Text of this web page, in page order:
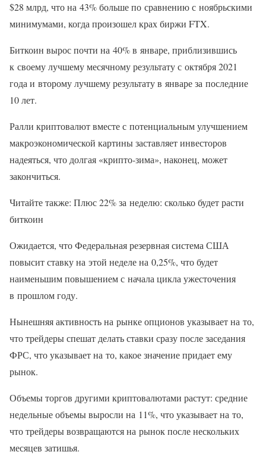
$28 млрд, что на 43% больше по сравнению с ноябрьскими
минимумами, когда произошел крах биржи FTX.
Биткоин вырос почти на 40% в январе, приблизившись
к своему лучшему месячному результату с октября 2021
года и второму лучшему результату в январе за последние
10 лет.
Ралли криптовалют вместе с потенциальным улучшением
макроэкономической картины заставляет инвесторов
надеяться, что долгая «крипто-зима», наконец, может
закончиться.
Читайте также: Плюс 22% за неделю: сколько будет расти
биткоин
Ожидается, что Федеральная резервная система США
повысит ставку на этой неделе на 0,25%, что будет
наименьшим повышением с начала цикла ужесточения
в прошлом году.
Нынешняя активность на рынке опционов указывает на то,
что трейдеры спешат делать ставки сразу после заседания
ФРС, что указывает на то, какое значение придает ему
рынок.
Объемы торгов другими криптовалютами растут: средние
недельные объемы выросли на 11%, что указывает на то,
что трейдеры возвращаются на рынок после нескольких
месяцев затишья.